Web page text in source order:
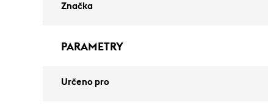
Značka
PARAMETRY
Určeno pro